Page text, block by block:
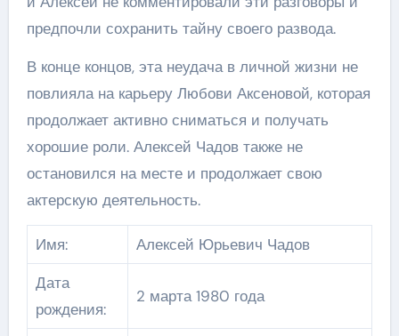
предпочли сохранить тайну своего развода.
В конце концов, эта неудача в личной жизни не
повлияла на карьеру Любови Аксеновой, которая
продолжает активно сниматься и получать
хорошие роли. Алексей Чадов также не
остановился на месте и продолжает свою
актерскую деятельность.
Имя:
Алексей Юрьевич Чадов
Дата
рождения:
2 марта 1980 года